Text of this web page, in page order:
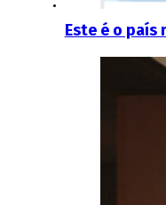
Este é o país